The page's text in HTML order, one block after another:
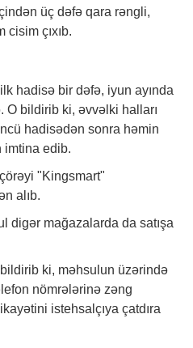
üç dəfə qara rəngli,
cisim çıxıb.
hadisə bir dəfə, iyun ayında
O bildirib ki, əvvəlki halları
hadisədən sonra həmin
imtina edib.
"Kingsmart"
alıb.
digər mağazalarda da satışa
ki, məhsulun üzərində
nömrələrinə zəng
istehsalçıya çatdıra